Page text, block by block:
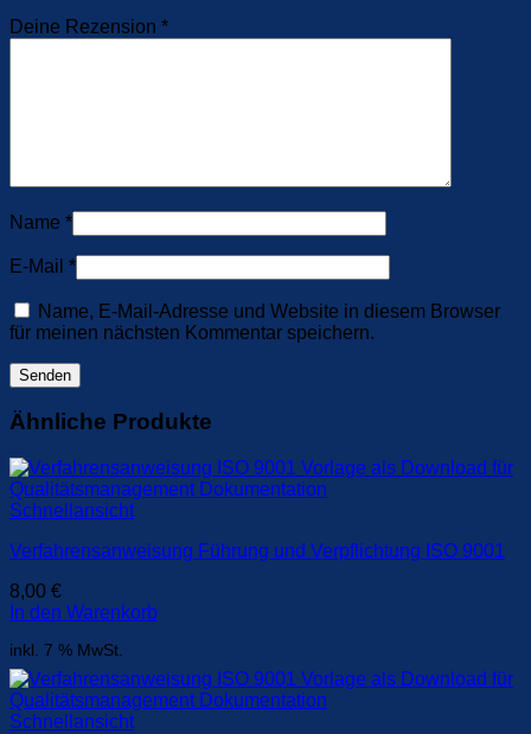
Deine Rezension *
Name *
E-Mail *
Name, E-Mail-Adresse und Website in diesem Browser
für meinen nächsten Kommentar speichern.
Ähnliche Produkte
Schnellansicht
Verfahrensanweisung Führung und Verpflichtung ISO 9001
8,00 €
In den Warenkorb
inkl. 7 % MwSt.
Schnellansicht